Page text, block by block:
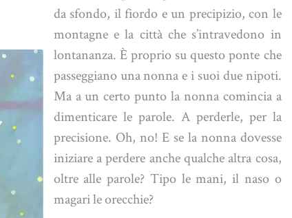
da sfondo, il fiordo e un precipizio, con le
montagne e la città che s’intravedono in
lontananza. È proprio su questo ponte che
passeggiano una nonna e i suoi due nipoti.
Ma a un certo punto la nonna comincia a
dimenticare le parole. A perderle, per la
precisione. Oh, no! E se la nonna dovesse
iniziare a perdere anche qualche altra cosa,
oltre alle parole? Tipo le mani, il naso o
magari le orecchie?